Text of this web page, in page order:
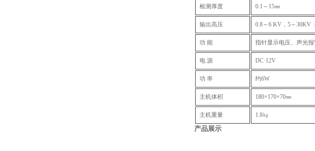
检测厚度 0.1～15㎜
输出高压 0.8～6 KV，5～30KV
功 能 指针显示电压、声光
电 源 DC·12V
功 率 约6W
主机体积 180×170×70㎜
主机重量 1.8㎏
产品展示